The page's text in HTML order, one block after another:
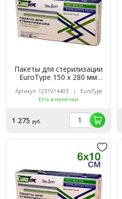
Пакеты для стерилизации
EuroTуре 150 х 280 мм
Артикул: 1231914403 | EuroType
Есть в наличии
1 275 руб.